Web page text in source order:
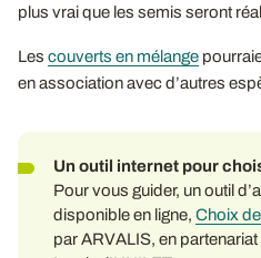
plus vrai que les semis seront
Les couverts en mélange
en association avec d’autres
Un outil internet pour
Pour vous guider, un outil
disponible en ligne, Choix
par ARVALIS, en partenariat